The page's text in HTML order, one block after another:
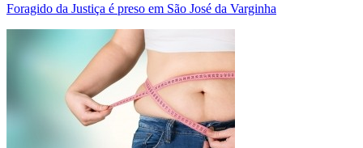
Foragido da Justiça é preso em São José da Varginha